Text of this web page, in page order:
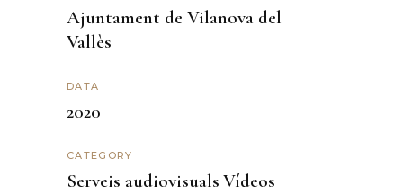
Ajuntament de Vilanova del
Vallès
DATA
2020
CATEGORY
Serveis audiovisuals Vídeos